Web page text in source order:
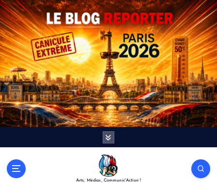
Arts, Médias, Communic'Action !